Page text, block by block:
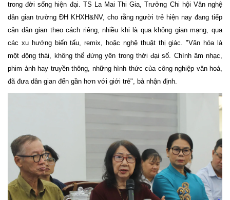
trong đời sống hiện đại. TS La Mai Thi Gia, Trưởng Chi hội Văn nghệ
dân gian trường ĐH KHXH&NV, cho rằng người trẻ hiện nay đang tiếp
cận dân gian theo cách riêng, nhiều khi là qua không gian mạng, qua
các xu hướng biến tấu, remix, hoặc nghệ thuật thị giác. "Văn hóa là
một động thái, không thể đứng yên trong thời đại số. Chính âm nhạc,
phim ảnh hay truyền thông, những hình thức của công nghiệp văn hoá,
đã đưa dân gian đến gần hơn với giới trẻ", bà nhận định.